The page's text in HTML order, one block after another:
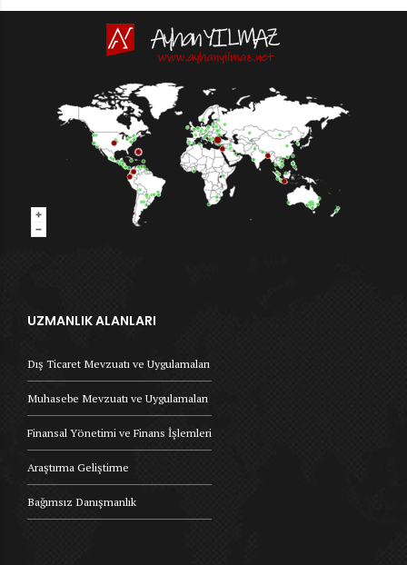
UZMANLIK ALANLARI
Dış Ticaret Mevzuatı ve Uygulamaları
Muhasebe Mevzuatı ve Uygulamaları
Finansal Yönetimi ve Finans İşlemleri
Araştırma Geliştirme
Bağımsız Danışmanlık